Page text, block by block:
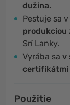
dužina.
Pestuje sa
produkciou
Srí Lanky.
Vyrába sa v
certifikátmi
Použitie